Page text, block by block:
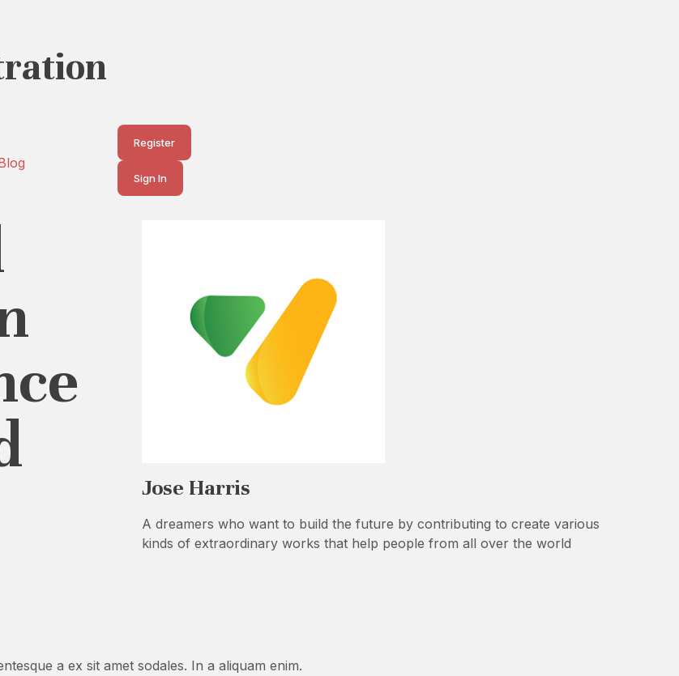
Register
Sign In
Jose Harris
A dreamers who want to build the future by contributing to create various
kinds of extraordinary works that help people from all over the world
a ex sit amet sodales. In a aliquam enim.